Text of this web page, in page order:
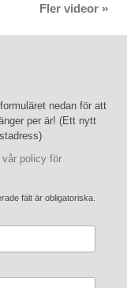
Fler videor »
nedan för att
per är! (Ett nytt
vår policy för
fält är obligatoriska.